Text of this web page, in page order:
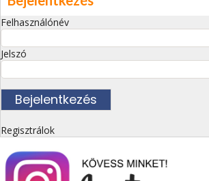
Felhasználónév
Jelszó
Regisztrálok